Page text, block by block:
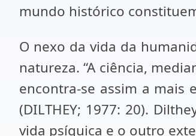
mundo histórico
O nexo da vida da
natureza. “A ciência,
encontra-se assim a mais
(DILTHEY; 1977: 20).
vida psíquica e o outro